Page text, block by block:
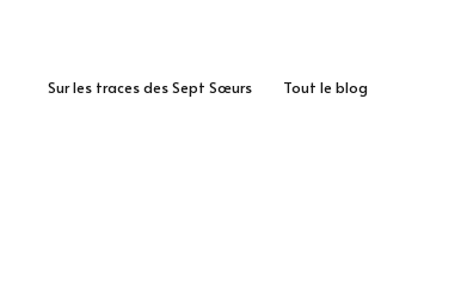
Sur les traces des Sept Sœurs Tout le blog